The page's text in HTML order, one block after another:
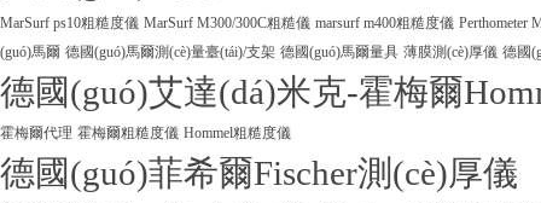
MarSurf ps10粗糙度儀 MarSurf M300/300C粗糙儀 marsurf m400粗糙度儀 Perthometer
(guó)馬爾 德國(guó)馬爾測(cè)量臺(tái)/支架 德國(guó)馬爾量具 薄膜測(cè)厚儀 德國
德國(guó)艾達(dá)米克-霍梅爾
霍梅爾代理 霍梅爾粗糙度儀 Hommel粗糙度儀
德國(guó)菲希爾Fischer測(cè)厚儀